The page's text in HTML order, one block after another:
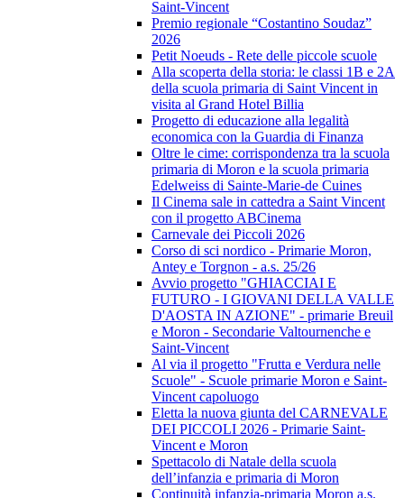
Saint-Vincent
Premio regionale “Costantino Soudaz”
2026
Petit Noeuds - Rete delle piccole scuole
Alla scoperta della storia: le classi 1B e 2A
della scuola primaria di Saint Vincent in
visita al Grand Hotel Billia
Progetto di educazione alla legalità
economica con la Guardia di Finanza
Oltre le cime: corrispondenza tra la scuola
primaria di Moron e la scuola primaria
Edelweiss di Sainte-Marie-de Cuines
Il Cinema sale in cattedra a Saint Vincent
con il progetto ABCinema
Carnevale dei Piccoli 2026
Corso di sci nordico - Primarie Moron,
Antey e Torgnon - a.s. 25/26
Avvio progetto "GHIACCIAI E
FUTURO - I GIOVANI DELLA VALLE
D'AOSTA IN AZIONE" - primarie Breuil
e Moron - Secondarie Valtournenche e
Saint-Vincent
Al via il progetto "Frutta e Verdura nelle
Scuole" - Scuole primarie Moron e Saint-
Vincent capoluogo
Eletta la nuova giunta del CARNEVALE
DEI PICCOLI 2026 - Primarie Saint-
Vincent e Moron
Spettacolo di Natale della scuola
dell’infanzia e primaria di Moron
Continuità infanzia-primaria Moron a.s.